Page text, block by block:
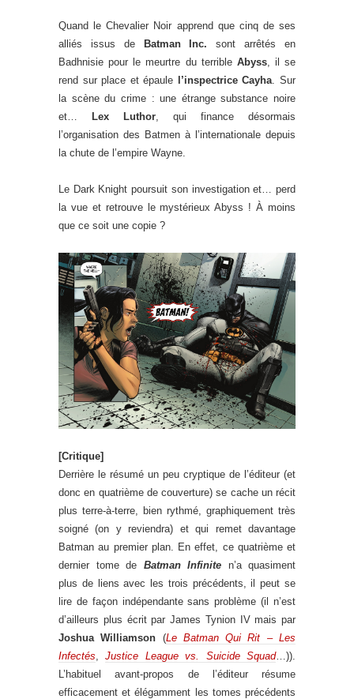
Quand le Chevalier Noir apprend que cinq de ses
alliés issus de Batman Inc. sont arrêtés en
Badhnisie pour le meurtre du terrible Abyss, il se
rend sur place et épaule l’inspectrice Cayha . Sur
la scène du crime : une étrange substance noire
et… Lex Luthor , qui finance désormais
l’organisation des Batmen à l’internationale depuis
la chute de l’empire Wayne.
Le Dark Knight poursuit son investigation et… perd
la vue et retrouve le mystérieux Abyss ! À moins
que ce soit une copie ?
[Critique]
Derrière le résumé un peu cryptique de l’éditeur (et
donc en quatrième de couverture) se cache un récit
plus terre-à-terre, bien rythmé, graphiquement très
soigné (on y reviendra) et qui remet davantage
Batman au premier plan. En effet, ce quatrième et
dernier tome de Batman Infinite n’a quasiment
plus de liens avec les trois précédents, il peut se
lire de façon indépendante sans problème (il n’est
d’ailleurs plus écrit par James Tynion IV mais par
Joshua Williamson (Le Batman Qui Rit – Les
Infectés ,Justice League vs. Suicide Squad…)).
L’habituel avant-propos de l’éditeur résume
efficacement et élégamment les tomes précédents